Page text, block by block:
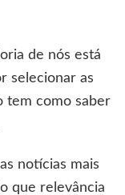
de nós está
selecionar as
tem como saber
notícias mais
que relevância